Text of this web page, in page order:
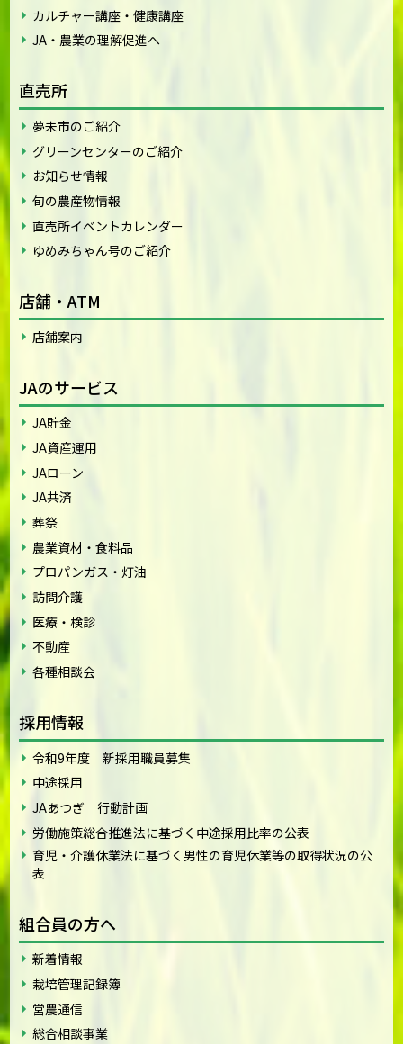
カルチャー講座・健康講座
JA・農業の理解促進へ
直売所
夢未市のご紹介
グリーンセンターのご紹介
お知らせ情報
旬の農産物情報
直売所イベントカレンダー
ゆめみちゃん号のご紹介
店舗・ATM
店舗案内
JAのサービス
JA貯金
JA資産運用
JAローン
JA共済
葬祭
農業資材・食料品
プロパンガス・灯油
訪問介護
医療・検診
不動産
各種相談会
採用情報
令和9年度 新採用職員募集
中途採用
JAあつぎ 行動計画
労働施策総合推進法に基づく中途採用比率の公表
育児・介護休業法に基づく男性の育児休業等の取得状況の公
表
組合員の方へ
新着情報
栽培管理記録簿
営農通信
総合相談事業